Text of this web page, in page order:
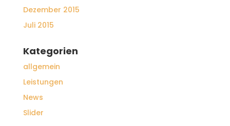
Dezember 2015
Juli 2015
Kategorien
allgemein
Leistungen
News
Slider